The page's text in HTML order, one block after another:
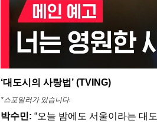
‘대도시의 사랑법’ (TVING)
*스포일러가 있습니다.
박수민: “오늘 밤에도 서울이라는 대